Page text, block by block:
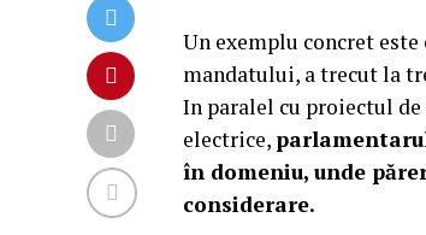
Un exemplu concret
mandatului, a trecut la
In paralel cu proiectul
electrice,
în domeniu, unde
considerare.